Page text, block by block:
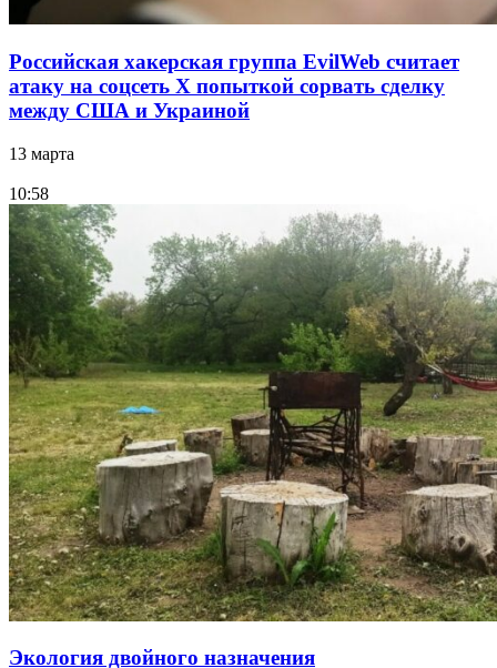
Российская хакерская группа EvilWeb считает
атаку на соцсеть Х попыткой сорвать сделку
между США и Украиной
13 марта
10:58
Экология двойного назначения